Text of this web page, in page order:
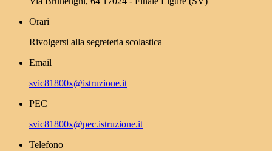
Orari
Rivolgersi alla segreteria scolastica
Email
svic81800x@istruzione.it
PEC
svic81800x@pec.istruzione.it
Telefono